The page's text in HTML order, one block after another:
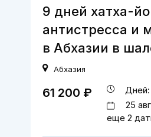
9 дней хатха-
антистресса и
в Абхазии в
Абхазия
61 200 ₽
Дней:
25
еще 2